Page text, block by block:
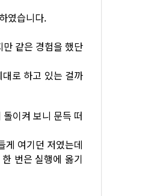
였습니다.
같은 경험을 했단
로 하고 있는 걸까
이켜 보니 문득 떠
게 여기던 저였는데
번은 실행에 옮기